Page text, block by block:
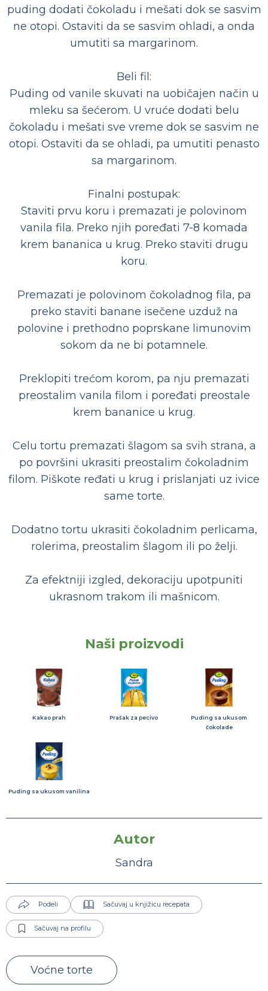
puding dodati čokoladu i mešati dok se sasvim
ne otopi. Ostaviti da se sasvim ohladi, a onda
umutiti sa margarinom.
Beli fil:
Puding od vanile skuvati na uobičajen način u
mleku sa šećerom. U vruće dodati belu
čokoladu i mešati sve vreme dok se sasvim ne
otopi. Ostaviti da se ohladi, pa umutiti penasto
sa margarinom.
Finalni postupak:
Staviti prvu koru i premazati je polovinom
vanila fila. Preko njih poređati 7-8 komada
krem bananica u krug. Preko staviti drugu
koru.
Premazati je polovinom čokoladnog fila, pa
preko staviti banane isečene uzduž na
polovine i prethodno poprskane limunovim
sokom da ne bi potamnele.
Preklopiti trećom korom, pa nju premazati
preostalim vanila filom i poređati preostale
krem bananice u krug.
Celu tortu premazati šlagom sa svih strana, a
po površini ukrasiti preostalim čokoladnim
filom. Piškote ređati u krug i prislanjati uz ivice
same torte.
Dodatno tortu ukrasiti čokoladnim perlicama,
rolerima, preostalim šlagom ili po želji.
Za efektniji izgled, dekoraciju upotpuniti
ukrasnom trakom ili mašnicom.
Naši proizvodi
Kakao prah Prašak za pecivo
Puding sa ukusom
čokolade
Puding sa ukusom vanilina
Autor
Sandra
Podeli Sačuvaj u knjižicu recepata
Sačuvaj na profilu
Voćne torte